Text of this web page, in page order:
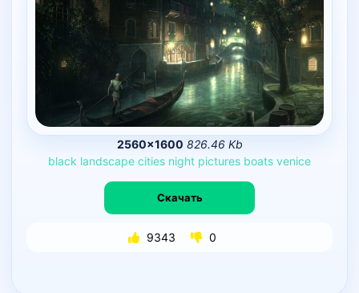
2560×1600 826.46 Kb
black landscape cities night pictures boats venice
Скачать
9343 0